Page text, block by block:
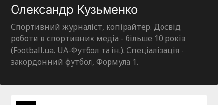
Олександр Кузьменко
Спортивний журналіст, копірайтер. Досвід
роботи в спортивних медіа - більше 10 років
(Football.ua, UA-Футбол та ін.). Спеціалізація -
закордонний футбол, Формула 1.